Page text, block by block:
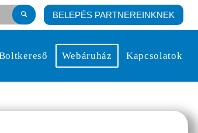
BELEPÉS PARTNEREINKNEK
Webáruház Kapcsolatok